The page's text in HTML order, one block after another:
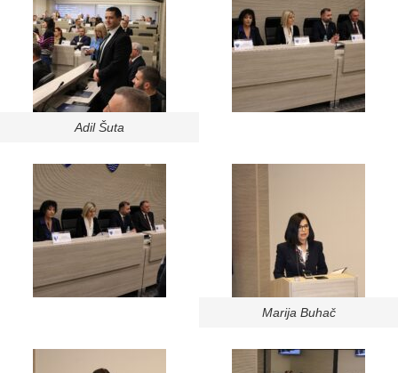
Adil Šuta
Marija Buhač